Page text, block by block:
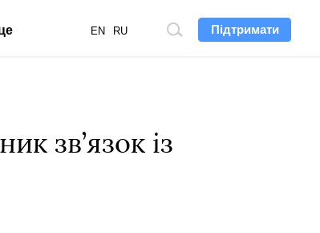
Підтримати
Пошук
EN RU
зв’язок із